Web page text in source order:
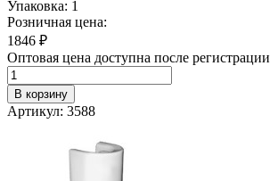
Упаковка: 1
Розничная цена:
1846 ₽
Оптовая цена доступна после регистрации
В корзину
Артикул: 3588